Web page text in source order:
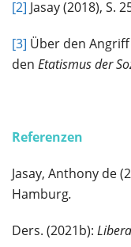
[2] Jasay (2018), S.
[3] Über den
den Etatismus der
Referenzen
Jasay, Anthony de
Hamburg.
Ders. (2021b):